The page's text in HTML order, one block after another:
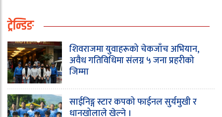
ट्रेन्डिङ
शिवराजमा युवाहरूको चेकजाँच अभियान,
अवैध गतिविधिमा संलग्न ५ जना प्रहरीको
जिम्मा
साईनिङ्ग स्टार कपको फाईनल सुर्यमुखी र
धानखोलाले खेल्ने ।